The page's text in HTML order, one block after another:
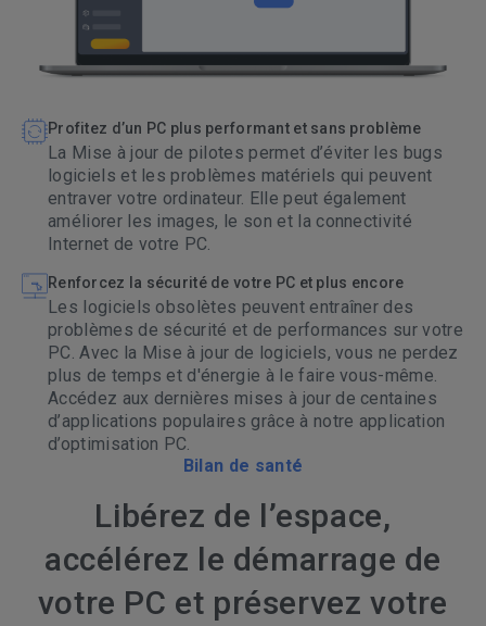
Profitez d’un PC plus performant et sans problème
La Mise à jour de pilotes permet d’éviter les bugs
logiciels et les problèmes matériels qui peuvent
entraver votre ordinateur. Elle peut également
améliorer les images, le son et la connectivité
Internet de votre PC.
Renforcez la sécurité de votre PC et plus encore
Les logiciels obsolètes peuvent entraîner des
problèmes de sécurité et de performances sur votre
PC. Avec la Mise à jour de logiciels, vous ne perdez
plus de temps et d'énergie à le faire vous-même.
Accédez aux dernières mises à jour de centaines
d’applications populaires grâce à notre application
d’optimisation PC.
Bilan de santé
Libérez de l’espace,
accélérez le démarrage de
votre PC et préservez votre